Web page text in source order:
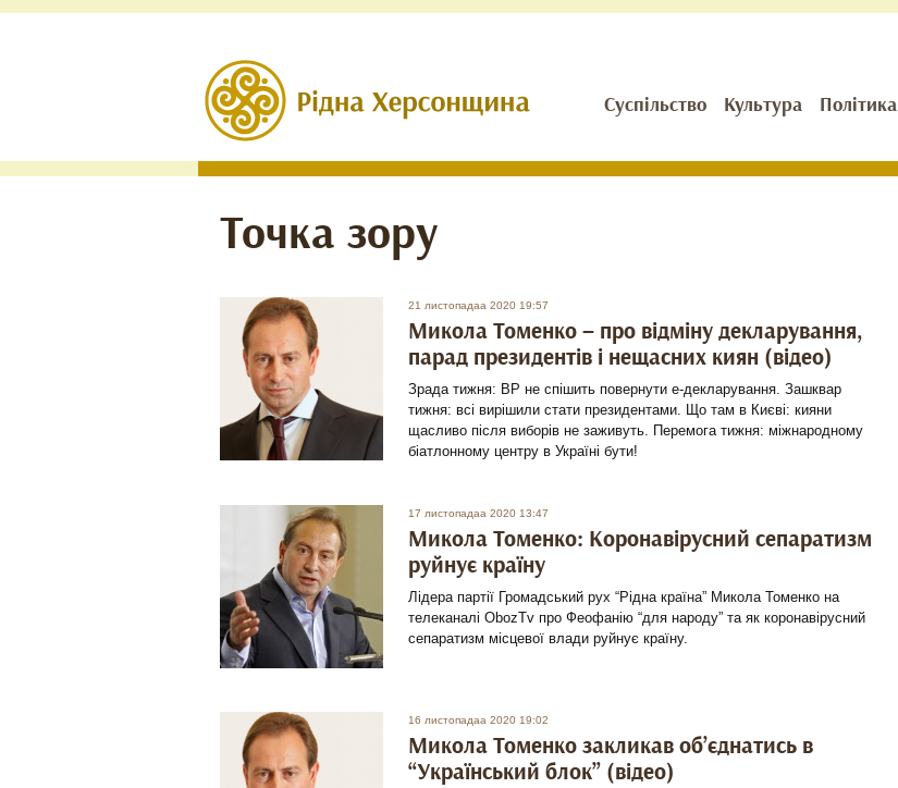
Суспільство Культура Політика
Точка зору
21 листопадаа 2020 19:57
Микола Томенко – про відміну декларування,
парад президентів і нещасних киян (відео)
Зрада тижня: ВР не спішить повернути е-декларування. Зашквар
тижня: всі вирішили стати президентами. Що там в Києві: кияни
щасливо після виборів не заживуть. Перемога тижня: міжнародному
біатлонному центру в Україні бути!
17 листопадаа 2020 13:47
Микола Томенко: Коронавірусний сепаратизм
руйнує країну
Лідера партії Громадський рух “Рідна країна” Микола Томенко на
телеканалі ObozTv про Феофанію “для народу” та як коронавірусний
сепаратизм місцевої влади руйнує країну.
16 листопадаа 2020 19:02
Микола Томенко закликав об’єднатись в
“Український блок” (відео)